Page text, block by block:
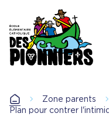
contenu
principal
AccueilZone parents
Plan pour contrer